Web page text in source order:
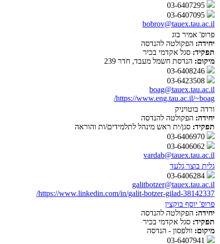
bobrov@tauex.tau.ac.il
פרופ' אמיר בוג
יחידה: הפקולטה להנדסה
תפקיד: סגל אקדמי בכיר
מיקום: הנדסת חשמל מעבד, חדר 239
boag@tauex.tau.ac.il
https://www.eng.tau.ac.il/~boag/
ורדה בוטויניק
יחידה: הפקולטה להנדסה
תפקיד: סגן/ית ראש מינהל לתלמידים/ות והוראה
vardab@tauex.tau.ac.il
גלית בוצר גלעד
galitbotzer@tauex.tau.ac.il
https://www.linkedin.com/in/galit-botzer-gilad-38142337/
פרופ' יוסף בוקצין
יחידה: הפקולטה להנדסה
תפקיד: סגל אקדמי בכיר
מיקום: וולפסון - הנדסה